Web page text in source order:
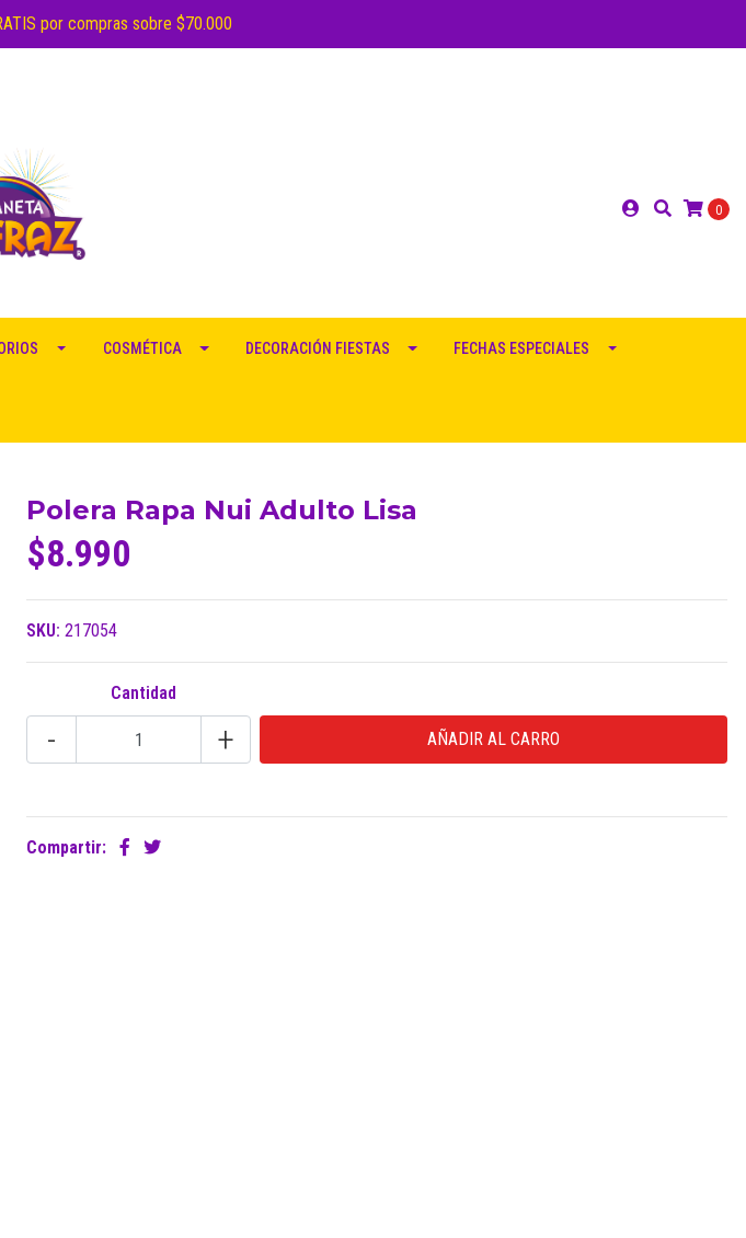
por compras sobre $70.000
0
COSMÉTICA DECORACIÓN FIESTAS FECHAS ESPECIALES
Polera Rapa Nui Adulto Lisa
$8.990
SKU: 217054
Cantidad
- +
Compartir: